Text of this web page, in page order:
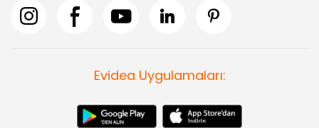
Evidea Uygulamaları: